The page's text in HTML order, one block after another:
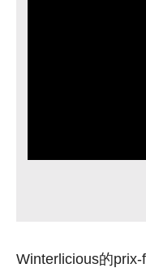
Winterlicious的prix-